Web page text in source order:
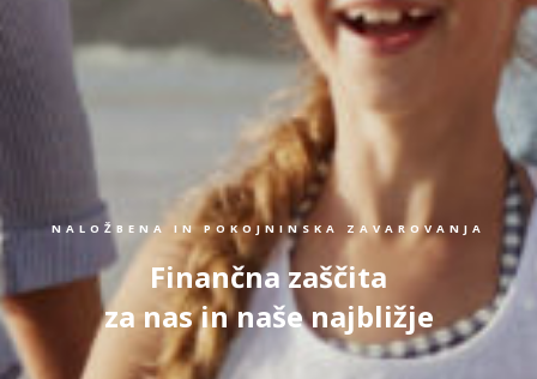
NALOŽBENA IN POKOJNINSKA ZAVAROVANJA
Finančna zaščita
za nas in naše najbližje